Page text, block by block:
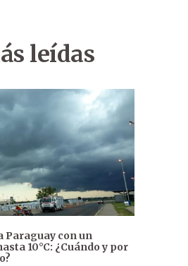
leídas
Paraguay con un
10°C: ¿Cuándo y por